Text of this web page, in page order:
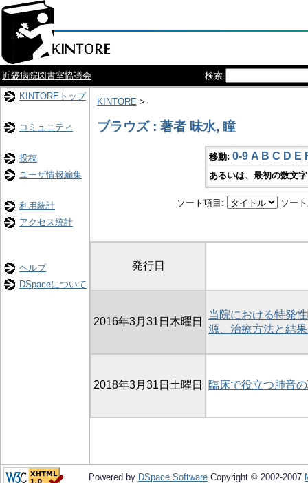
近畿病院図書室協議会
検索
KINTOREトップ
コミュニティ
投稿
ユーザ情報編集
利用統計
アクセス統計
ヘルプ
DSpaceについて
KINTORE >
ブラウズ : 著者 味水, 瞳
移動: 0-9 A B C D E
あるいは、最初の数文
ソート項目: ソー
発行日
2016年3月31日木曜日
当院における特発
源、治療方法と結
2018年3月31日土曜日 臨床で役立つ肺音
Powered by DSpace Software Copyright © 2002-2007